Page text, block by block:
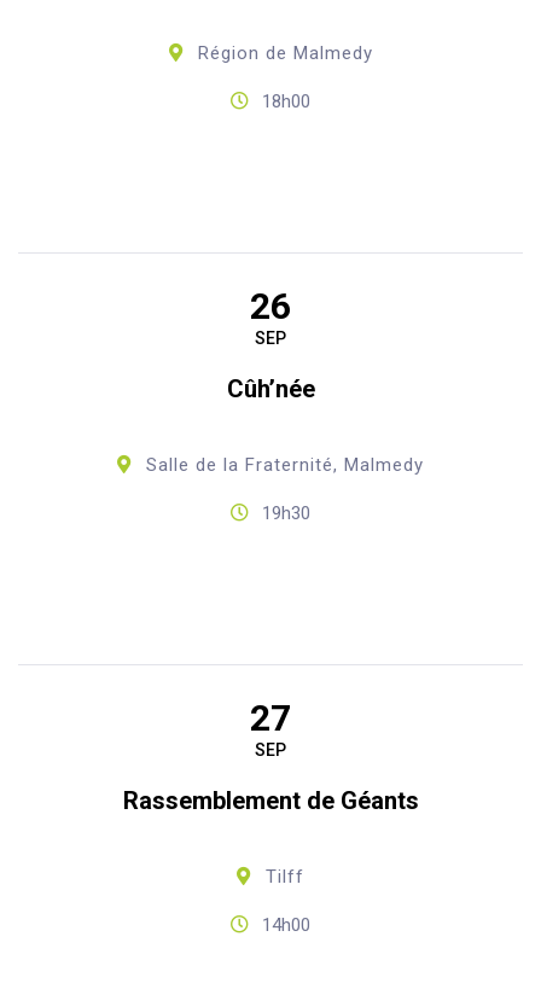
Région de Malmedy
18h00
26
SEP
Cûh’née
Salle de la Fraternité, Malmedy
19h30
27
SEP
Rassemblement de Géants
Tilff
14h00